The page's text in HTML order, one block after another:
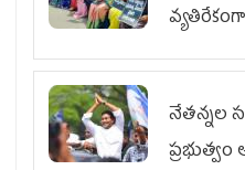
నేతన్నల